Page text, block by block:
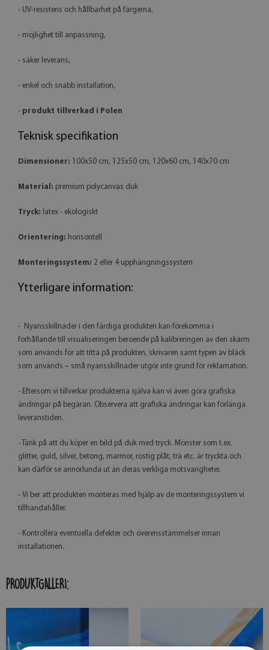
- UV-resistens och hållbarhet på färgerna,
- möjlighet till anpassning,
- säker leverans,
- enkel och snabb installation,
- produkt tillverkad i Polen
Teknisk specifikation
Dimensioner: 100x50 cm, 125x50 cm, 120x60 cm, 140x70 cm
Material: premium polycanvas duk
Tryck: latex - ekologiskt
Orientering: horisontell
Monteringssystem: 2 eller 4 upphängningssystem
Ytterligare information:
- Nyansskillnader i den färdiga produkten kan förekomma i
förhållande till visualiseringen beroende på kalibreringen av den skärm
som används för att titta på produkten, skrivaren samt typen av bläck
som används – små nyansskillnader utgör inte grund för reklamation.
- Eftersom vi tillverkar produkterna själva kan vi även göra grafiska
ändringar på begäran. Observera att grafiska ändringar kan förlänga
leveranstiden.
- Tänk på att du köper en bild på duk med tryck. Mönster som t.ex.
glitter, guld, silver, betong, marmor, rostig plåt, trä etc. är tryckta och
kan därför se annorlunda ut än deras verkliga motsvarigheter.
- Vi ber att produkten monteras med hjälp av de monteringssystem vi
tillhandahåller.
- Kontrollera eventuella defekter och överensstämmelser innan
installationen.
PRODUKTGALLERI: